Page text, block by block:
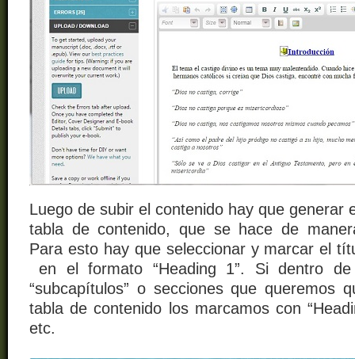
Luego de subir el contenido hay que generar
tabla de contenido, que se hace de
Para esto hay que seleccionar y marcar el
en el formato “Heading 1”. Si dentro
“subcapítulos” o secciones que queremos
tabla de contenido los marcamos con
etc.